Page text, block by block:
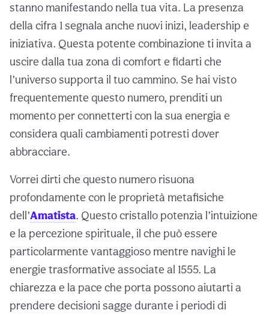
stanno manifestando nella tua vita. La presenza
della cifra 1 segnala anche nuovi inizi, leadership e
iniziativa. Questa potente combinazione ti invita a
uscire dalla tua zona di comfort e fidarti che
l’universo supporta il tuo cammino. Se hai visto
frequentemente questo numero, prenditi un
momento per connetterti con la sua energia e
considera quali cambiamenti potresti dover
abbracciare.
Vorrei dirti che questo numero risuona
profondamente con le proprietà metafisiche
dell’Amatista. Questo cristallo potenzia l’intuizione
e la percezione spirituale, il che può essere
particolarmente vantaggioso mentre navighi le
energie trasformative associate al 1555. La
chiarezza e la pace che porta possono aiutarti a
prendere decisioni sagge durante i periodi di